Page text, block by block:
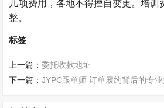
几项费用，各地不得擅自变更。培训
整。
标签
上一篇：委托收款地址
下一篇：JYPC跟单师 订单履约背后的专业